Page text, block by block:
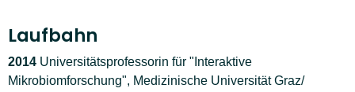
Laufbahn
2014 Universitätsprofessorin für "Interaktive
Mikrobiomforschung", Medizinische Universität Graz/